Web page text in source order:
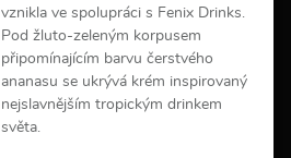
vznikla ve spolupráci s Fenix Drinks.
Pod žluto-zeleným korpusem
připomínajícím barvu čerstvého
ananasu se ukrývá krém inspirovaný
nejslavnějším tropickým drinkem
světa.